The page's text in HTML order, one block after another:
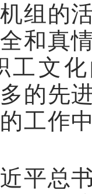
组的
和真
工文
的先
工作
总书